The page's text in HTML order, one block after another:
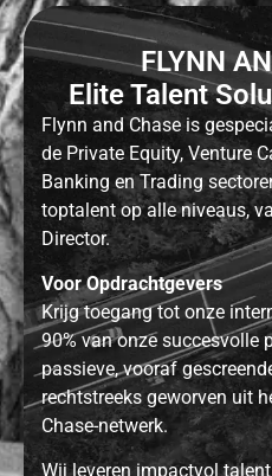
FLYNN
Elite Talent
Flynn and Chase is
de Private Equity, Venture
Banking en Trading
toptalent op alle niveaus,
Director.
Voor Opdrachtgevers
Krijg toegang tot onze
90% van onze succesvolle
passieve, vooraf
rechtstreeks geworven uit
Chase-netwerk.
Wij leveren impactvol